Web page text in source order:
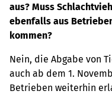
aus? Muss
ebenfalls aus
kommen?
Nein, die Abgabe von
auch ab dem 1.
Betrieben weiterhin